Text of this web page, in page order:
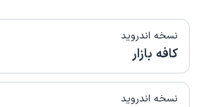
نسخه اندروید
کافه بازار
نسخه اندروید